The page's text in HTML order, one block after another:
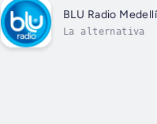
BLU Radio
La alternativa